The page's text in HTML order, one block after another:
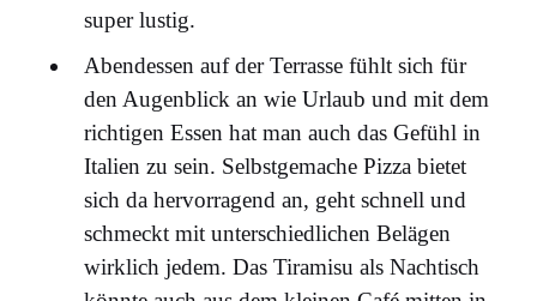
super lustig.
Abendessen auf der Terrasse fühlt sich für
den Augenblick an wie Urlaub und mit dem
richtigen Essen hat man auch das Gefühl in
Italien zu sein. Selbstgemache Pizza bietet
sich da hervorragend an, geht schnell und
schmeckt mit unterschiedlichen Belägen
wirklich jedem. Das Tiramisu als Nachtisch